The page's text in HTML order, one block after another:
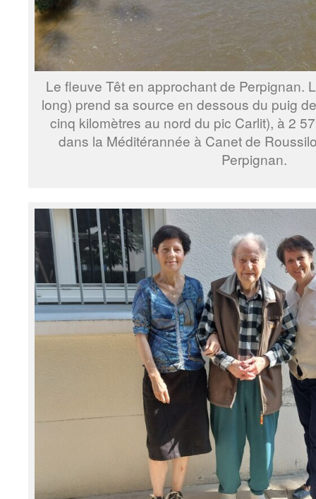
Le fleuve Têt en approchant de Perpignan.
long) prend sa source en dessous du puig
cinq kilomètres au nord du pic Carlit), à 2
dans la Méditérannée à Canet de
Perpignan.